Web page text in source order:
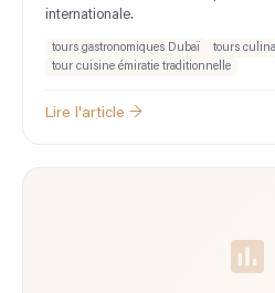
internationale.
tours gastronomiques Dubaï
tours
tour cuisine émiratie traditionnelle
Lire l'article →